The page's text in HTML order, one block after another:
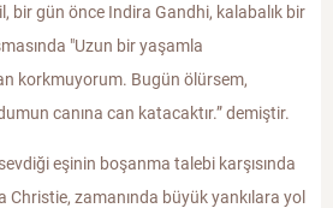
bir gün önce Indira Gandhi, kalabalık bir
"Uzun bir yaşamla
korkmuyorum. Bugün ölürsem,
canına can katacaktır.” demiştir.
eşinin boşanma talebi karşısında
zamanında büyük yankılara yol